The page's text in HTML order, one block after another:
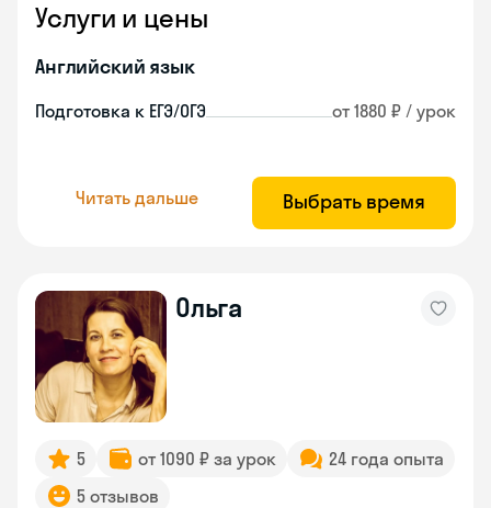
Услуги и цены
Английский язык
Подготовка к ЕГЭ/ОГЭ от 1880 ₽ / урок
Читать дальше Выбрать время
Ольга
5 от 1090 ₽ за урок
24 года опыта
5 отзывов